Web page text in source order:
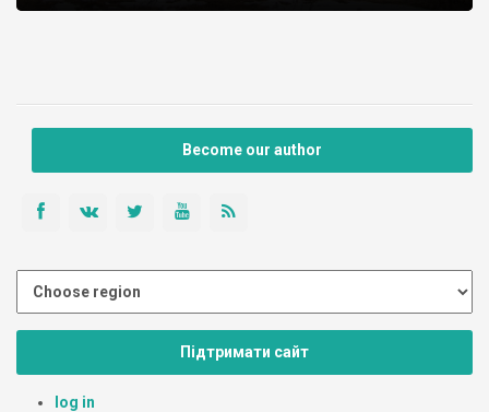
Become our author
Підтримати сайт
log in